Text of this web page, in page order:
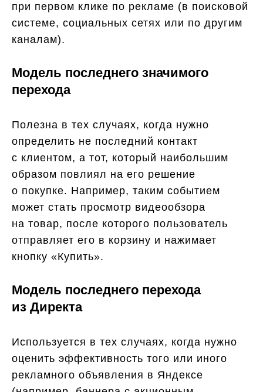
при первом клике по рекламе (в поисковой
системе, социальных сетях или по другим
каналам).
Модель последнего значимого
перехода
Полезна в тех случаях, когда нужно
определить не последний контакт
с клиентом, а тот, который наибольшим
образом повлиял на его решение
о покупке. Например, таким событием
может стать просмотр видеообзора
на товар, после которого пользователь
отправляет его в корзину и нажимает
кнопку «Купить».
Модель последнего перехода
из Директа
Используется в тех случаях, когда нужно
оценить эффективность того или иного
рекламного объявления в Яндексе